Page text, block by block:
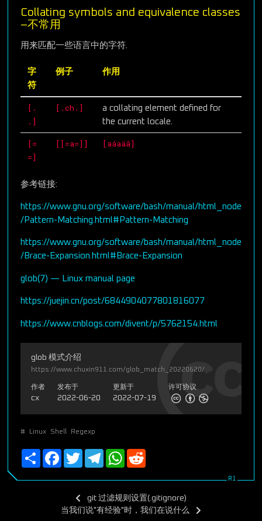
Collating symbols and equivalence classes
–不常用
用来匹配一些语言中的字符.
字
符
例子 作用
[.
.]
[.ch.]
a collating element defined for
the current locale.
[=
=]
[[=a=]] [aáaäâ]
参考链接:
https://www.gnu.org/software/bash/manual/html_node
/Pattern-Matching.html#Pattern-Matching
https://www.gnu.org/software/bash/manual/html_node
/Brace-Expansion.html#Brace-Expansion
glob(7) — Linux manual page
https://juejin.cn/post/6844904077801816077
https://www.cnblogs.com/divent/p/5762154.html
glob 模式介绍
https://www.chuxin911.com/glob_match_20220620/
作者
cx
发布于
2022-06-20
更新于
2022-07-19
许可协议
# Linux Shell Regexp
Share FacebookTwitterTelegramWhatsApp
git 过滤规则设置(.gitignore)
当我们说"有经验"时，我们在说什么